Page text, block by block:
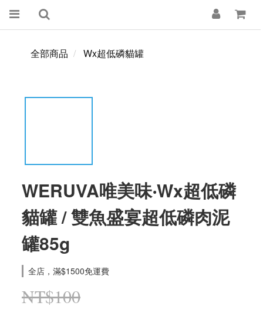
全部商品 Wx超低磷貓罐
WERUVA唯美味‧Wx超低磷
貓罐 / 雙魚盛宴超低磷肉泥
罐85g
全店，滿$1500免運費
NT$100